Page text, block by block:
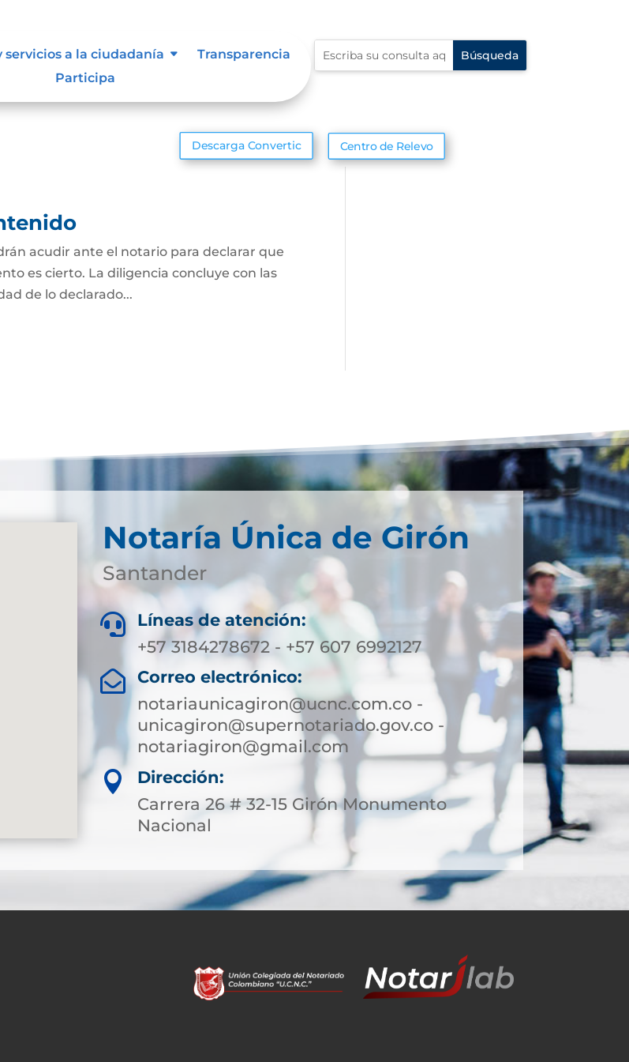
servicios a la ciudadanía
Transparencia
Participa
Descarga Convertic Centro de Relevo
acudir ante el notario para declarar que
es cierto. La diligencia concluye con las
de lo declarado...
Notaría Única de Girón
Santander

Líneas de atención:
+57 3184278672 - +57 607 6992127
 Correo electrónico:
notariaunicagiron@ucnc.com.co -
unicagiron@supernotariado.gov.co -
notariagiron@gmail.com

Dirección:
Carrera 26 # 32-15 Girón Monumento
Nacional